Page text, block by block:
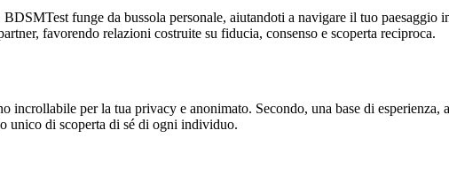
funge da bussola personale, aiutandoti a navigare il tuo paesaggio
favorendo relazioni costruite su fiducia, consenso e scoperta reciproca.
per la tua privacy e anonimato. Secondo, una base di esperienza,
unico di scoperta di sé di ogni individuo.